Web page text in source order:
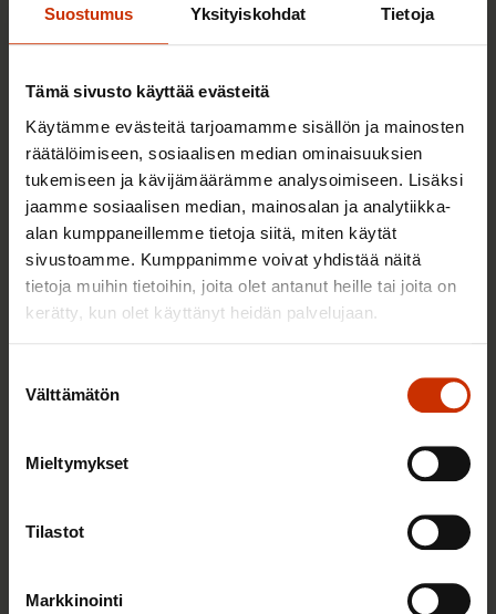
Suostumus Yksityiskohdat Tietoja
Tämä sivusto käyttää evästeitä
Käytämme evästeitä tarjoamamme sisällön ja mainosten
räätälöimiseen, sosiaalisen median ominaisuuksien
tukemiseen ja kävijämäärämme analysoimiseen. Lisäksi
jaamme sosiaalisen median, mainosalan ja analytiikka-
alan kumppaneillemme tietoja siitä, miten käytät
sivustoamme. Kumppanimme voivat yhdistää näitä
tietoja muihin tietoihin, joita olet antanut heille tai joita on
kerätty, kun olet käyttänyt heidän palvelujaan.
valinta
Välttämätön
Mieltymykset
Tilastot
Markkinointi
Työmarkkinakeskusjärjestöt: Tuottava ja